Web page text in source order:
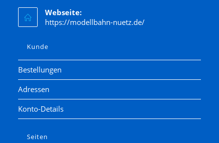
Webseite:
https://modellbahn-nuetz.de/
Kunde
Bestellungen
Adressen
Konto-Details
Seiten